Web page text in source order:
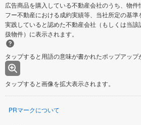
広告商品を購入している不動産会社のうち、物
フー不動産における成約実績等、当社所定の基
実践していると認めた不動産会社（もしくは当
扱物件）に表示されます。
タップすると用語の意味が書かれたポップアップ
タップすると画像を拡大表示されます。
PRマークについて